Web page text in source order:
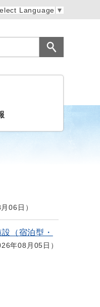
Language ▼
06日
（宿泊型・
年08月05日